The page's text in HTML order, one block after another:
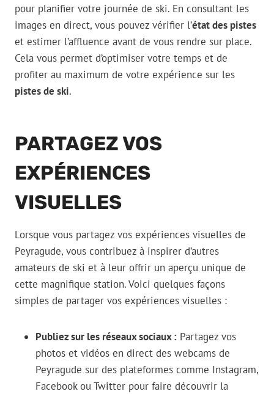
pour planifier votre journée de ski. En consultant les
images en direct, vous pouvez vérifier l’état des pistes
et estimer l’affluence avant de vous rendre sur place.
Cela vous permet d’optimiser votre temps et de
profiter au maximum de votre expérience sur les
pistes de ski.
PARTAGEZ VOS
EXPÉRIENCES
VISUELLES
Lorsque vous partagez vos expériences visuelles de
Peyragude, vous contribuez à inspirer d’autres
amateurs de ski et à leur offrir un aperçu unique de
cette magnifique station. Voici quelques façons
simples de partager vos expériences visuelles :
Publiez sur les réseaux sociaux : Partagez vos
photos et vidéos en direct des webcams de
Peyragude sur des plateformes comme Instagram,
Facebook ou Twitter pour faire découvrir la